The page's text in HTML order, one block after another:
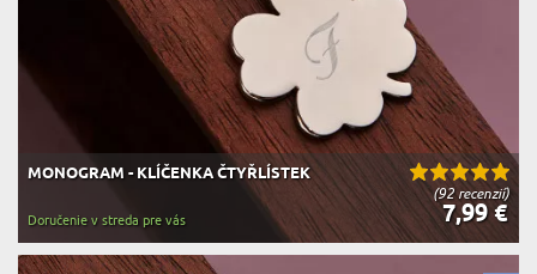
(92 recenzií)
MONOGRAM - KLÍČENKA ČTYŘLÍSTEK
7,99 €
Doručenie v streda pre vás